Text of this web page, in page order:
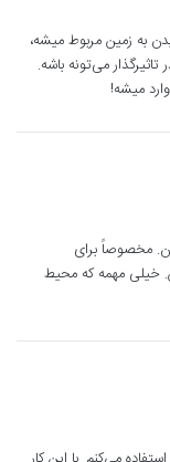
به زمین مربوط میشه،
می‌تونه باشه.
میشه!
مخصوصاً برای
خیلی مهمه که محیط